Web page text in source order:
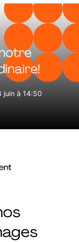
juin à 14:50